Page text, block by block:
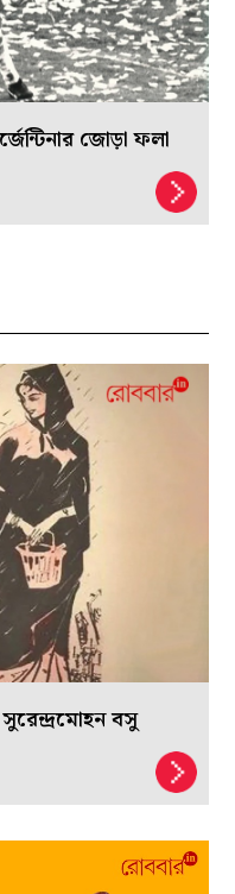
জোড়া ফলা
সুরেন্দ্রমোহন বসু